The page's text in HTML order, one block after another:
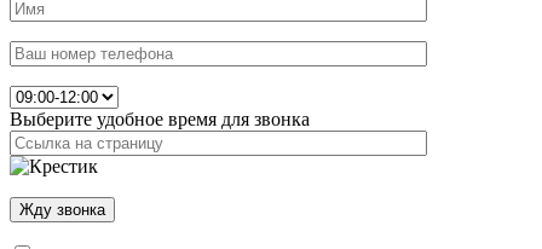
Выберите удобное время для звонка